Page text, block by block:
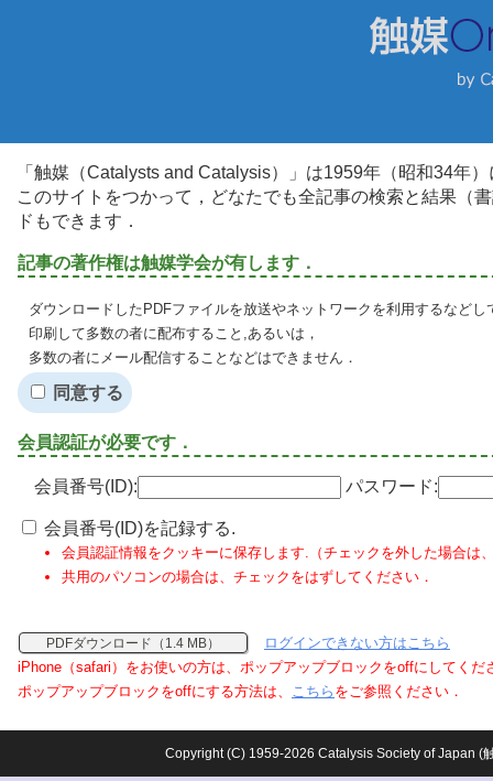
「触媒（Catalysts and Catalysis）」は1959年（昭和34年
このサイトをつかって，どなたでも全記事の検索と結果（
ドもできます．
記事の著作権は触媒学会が有します．
ダウンロードしたPDFファイルを放送やネットワークを利用するなど
印刷して多数の者に配布すること,あるいは，
多数の者にメール配信することなどはできません．
同意する
会員認証が必要です．
会員番号(ID): パスワード:
会員番号(ID)を記録する.
会員認証情報をクッキーに保存します.（チェックを外した場合は
共用のパソコンの場合は、チェックをはずしてください．
PDFダウンロード（1.4 MB）
ログインできない方はこちら
iPhone（safari）をお使いの方は、ポップアップブロックをoffにしてくだ
ポップアップブロックをoffにする方法は、 こちら をご参照ください．
Copyright (C) 1959-2026 Catalysis Society of Japan (